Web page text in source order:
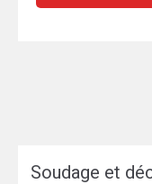
Soudage et